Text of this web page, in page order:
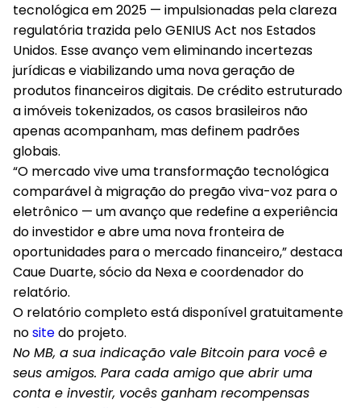
tecnológica em 2025 — impulsionadas pela clareza
regulatória trazida pelo GENIUS Act nos Estados
Unidos. Esse avanço vem eliminando incertezas
jurídicas e viabilizando uma nova geração de
produtos financeiros digitais. De crédito estruturado
a imóveis tokenizados, os casos brasileiros não
apenas acompanham, mas definem padrões
globais.
“O mercado vive uma transformação tecnológica
comparável à migração do pregão viva-voz para o
eletrônico — um avanço que redefine a experiência
do investidor e abre uma nova fronteira de
oportunidades para o mercado financeiro,” destaca
Caue Duarte, sócio da Nexa e coordenador do
relatório.
O relatório completo está disponível gratuitamente
nositedo projeto.
No MB, a sua indicação vale Bitcoin para você e
seus amigos. Para cada amigo que abrir uma
conta e investir, vocês ganham recompensas